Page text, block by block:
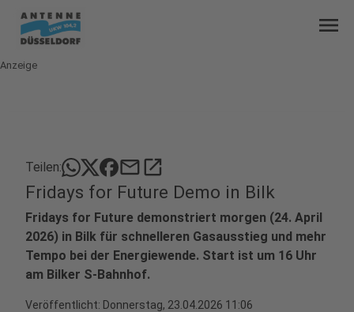
menu
Anzeige
Teilen: mailopen_in_new
Fridays for Future Demo in Bilk
Fridays for Future demonstriert morgen (24. April
2026) in Bilk für schnelleren Gasausstieg und mehr
Tempo bei der Energiewende. Start ist um 16 Uhr
am Bilker S-Bahnhof.
Veröffentlicht: Donnerstag, 23.04.2026 11:06